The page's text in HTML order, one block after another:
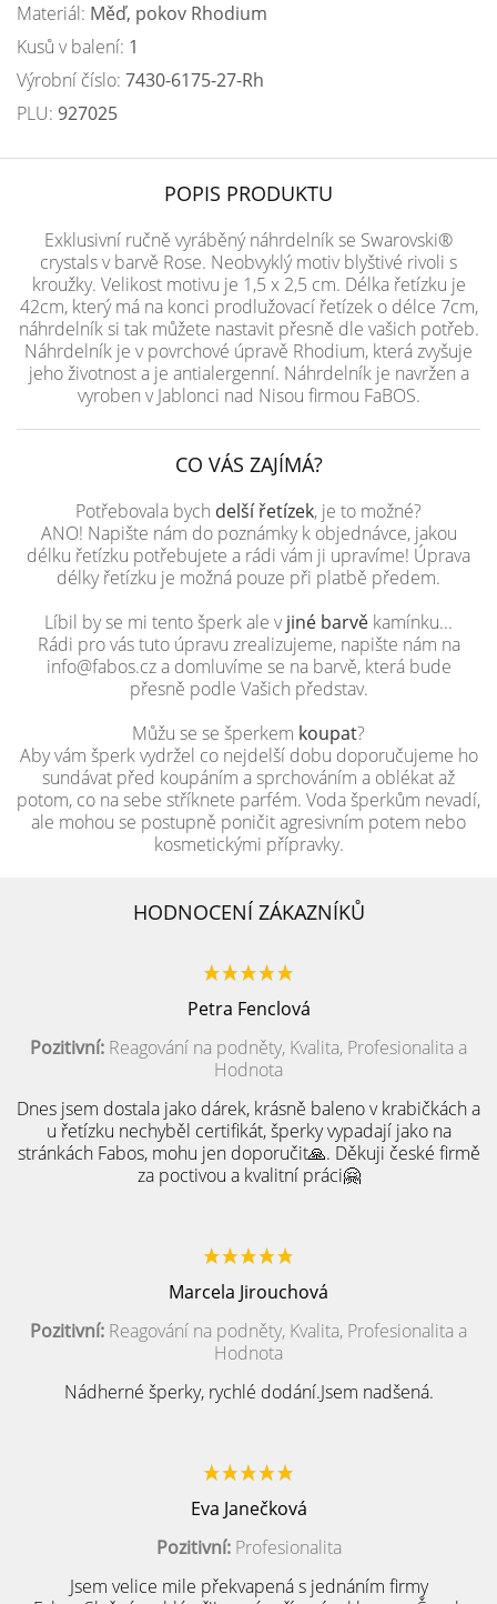
Materiál: Měď, pokov Rhodium
Kusů v balení: 1
Výrobní číslo: 7430-6175-27-Rh
PLU: 927025
POPIS PRODUKTU
Exklusivní ručně vyráběný náhrdelník se Swarovski®
crystals v barvě Rose. Neobvyklý motiv blyštivé rivoli s
kroužky. Velikost motivu je 1,5 x 2,5 cm. Délka řetízku je
42cm, který má na konci prodlužovací řetízek o délce 7cm,
náhrdelník si tak můžete nastavit přesně dle vašich potřeb.
Náhrdelník je v povrchové úpravě Rhodium, která zvyšuje
jeho životnost a je antialergenní. Náhrdelník je navržen a
vyroben v Jablonci nad Nisou firmou FaBOS.
CO VÁS ZAJÍMÁ?
Potřebovala bych delší řetízek, je to možné?
ANO! Napište nám do poznámky k objednávce, jakou
délku řetízku potřebujete a rádi vám ji upravíme! Úprava
délky řetízku je možná pouze při platbě předem.
Líbil by se mi tento šperk ale vjiné barvě kamínku...
Rádi pro vás tuto úpravu zrealizujeme, napište nám na
info@fabos.cz a domluvíme se na barvě, která bude
přesně podle Vašich představ.
Můžu se se šperkem koupat?
Aby vám šperk vydržel co nejdelší dobu doporučujeme ho
sundávat před koupáním a sprchováním a oblékat až
potom, co na sebe stříknete parfém. Voda šperkům nevadí,
ale mohou se postupně poničit agresivním potem nebo
kosmetickými přípravky.
HODNOCENÍ ZÁKAZNÍKŮ
Petra Fenclová
Pozitivní: Reagování na podněty, Kvalita, Profesionalita a
Hodnota
Dnes jsem dostala jako dárek, krásně baleno v krabičkách a
u řetízku nechyběl certifikát, šperky vypadají jako na
stránkách Fabos, mohu jen doporučit🙏. Děkuji české firmě
za poctivou a kvalitní práci🤗
Marcela Jirouchová
Pozitivní: Reagování na podněty, Kvalita, Profesionalita a
Hodnota
Nádherné šperky, rychlé dodání.Jsem nadšená.
Eva Janečková
Pozitivní:Profesionalita
Jsem velice mile překvapená s jednáním firmy